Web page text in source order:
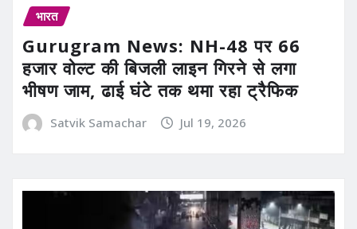
भारत
Gurugram News: NH-48 पर 66
हजार वोल्ट की बिजली लाइन गिरने से लगा
भीषण जाम, ढाई घंटे तक थमा रहा ट्रैफिक
Satvik Samachar Jul 19, 2026